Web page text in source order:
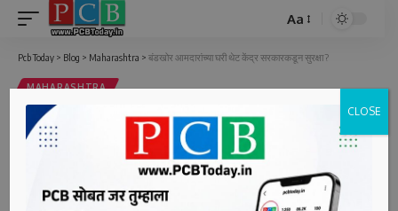
Font
Resizer
Aa
Pcb Today > Blog > Maharashtra > बंडखोर आमदारांच्या घरी थेट केंद्र सरकारकडून सुरक्षा ?
MAHARASHTRA
बंडखोर आमदारांच्या घरी थेट केंद्र
सरकारकडून सुरक्षा ?
2 Min Read
CLOSE